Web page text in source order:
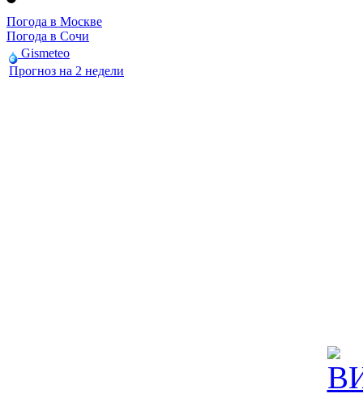
Погода в Москве
Погода в Сочи
Gismeteo
Прогноз на 2 недели